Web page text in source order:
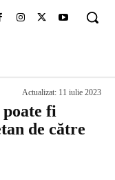
Actualizat: 11 iulie 2023
poate fi
de către